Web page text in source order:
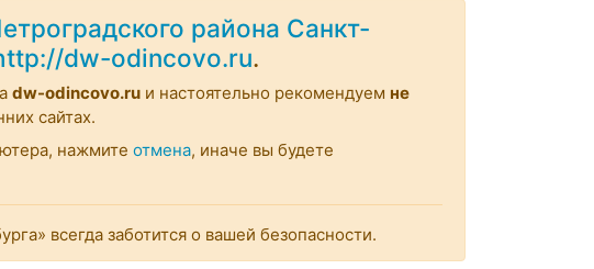
района Санкт-
dw-odincovo.ru.
dw-odincovo.ru и настоятельно рекомендуем не
сайтах.
нажмите отмена, иначе вы будете
всегда заботится о вашей безопасности.